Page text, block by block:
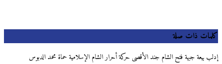
كلمات ذات صلة
إدلب بيعة جبهة فتح الشام جند الأقصى حركة أحرار الشام الإسلامية حماة محمد الدبوس